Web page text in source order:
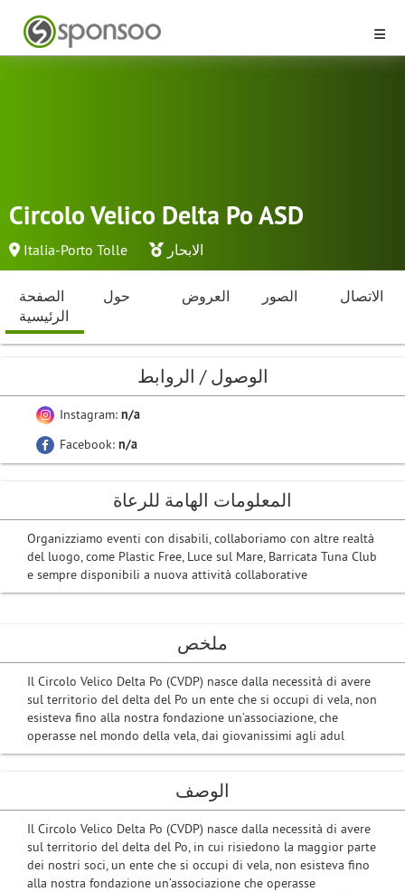
Circolo Velico Delta Po ASD
Italia-Porto Tolle الابحار
الصفحة
الرئيسية
حول العروض الصور الاتصال
ملخص
Il Circolo Velico Delta Po (CVDP) nasce dalla necessità di avere
sul territorio del delta del Po un ente che si occupi di vela, non
esisteva fino alla nostra fondazione un’associazione, che
operasse nel mondo della vela, dai giovanissimi agli adul
الوصف
Il Circolo Velico Delta Po (CVDP) nasce dalla necessità di avere
sul territorio del delta del Po, in cui risiedono la maggior parte
dei nostri soci, un ente che si occupi di vela, non esisteva fino
alla nostra fondazione un’associazione che operasse
الوصول / الروابط
Instagram: n/a
Facebook: n/a
المعلومات الهامة للرعاة
Organizziamo eventi con disabili, collaboriamo con altre realtà
del luogo, come Plastic Free, Luce sul Mare, Barricata Tuna Club
e sempre disponibili a nuova attività collaborative